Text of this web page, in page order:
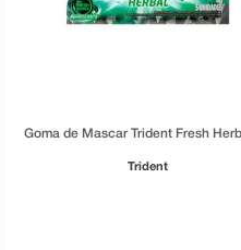
Goma de Mascar Trident Fresh
Trident